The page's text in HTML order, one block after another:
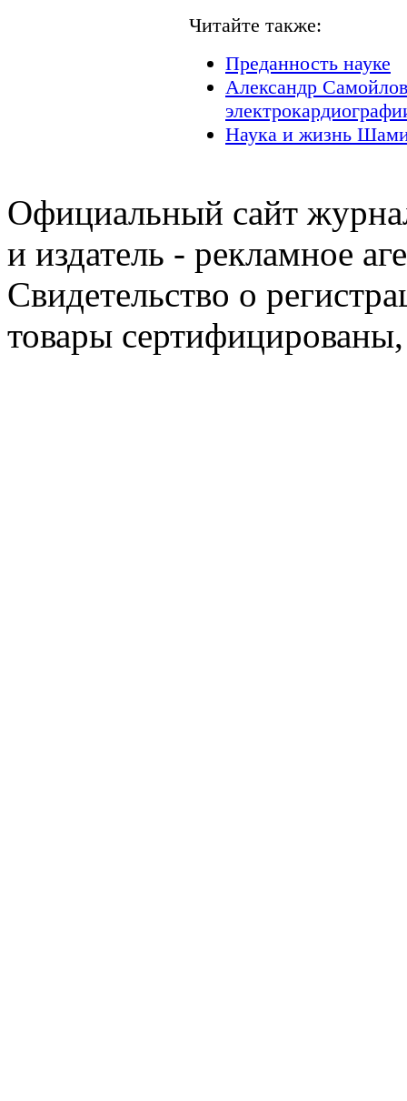
Читайте также:
Преданность науке
Александр
Наука и жизнь
Официальный сайт
и издатель - рекламное
Свидетельство о
товары